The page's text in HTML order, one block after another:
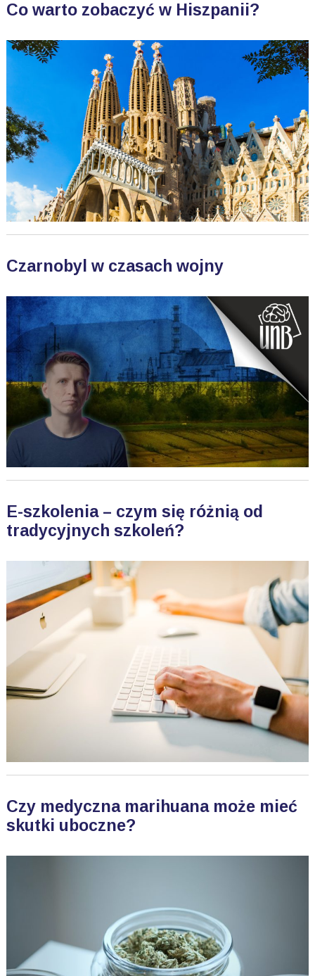
Co warto zobaczyć w Hiszpanii?
Czarnobyl w czasach wojny
E-szkolenia – czym się różnią od
tradycyjnych szkoleń?
Czy medyczna marihuana może mieć
skutki uboczne?